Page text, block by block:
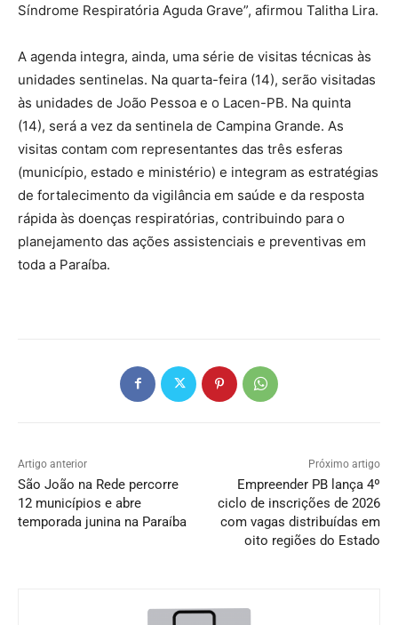
Síndrome Respiratória Aguda Grave”, afirmou Talitha Lira.
A agenda integra, ainda, uma série de visitas técnicas às
unidades sentinelas. Na quarta-feira (14), serão visitadas
às unidades de João Pessoa e o Lacen-PB. Na quinta
(14), será a vez da sentinela de Campina Grande. As
visitas contam com representantes das três esferas
(município, estado e ministério) e integram as estratégias
de fortalecimento da vigilância em saúde e da resposta
rápida às doenças respiratórias, contribuindo para o
planejamento das ações assistenciais e preventivas em
toda a Paraíba.
Artigo anterior
São João na Rede percorre
12 municípios e abre
temporada junina na Paraíba
Próximo artigo
Empreender PB lança 4º
ciclo de inscrições de 2026
com vagas distribuídas em
oito regiões do Estado